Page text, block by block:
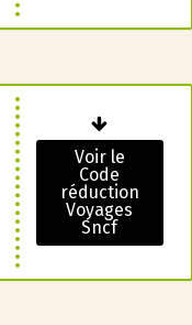
Voir le
Code
réduction
Voyages
Sncf